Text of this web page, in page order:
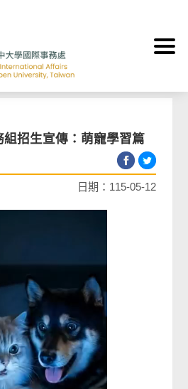
招生宣傳：萌寵學習篇
日期：115-05-12